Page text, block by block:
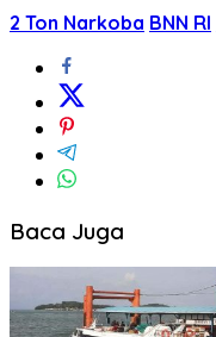
2 Ton Narkoba BNN RI
Baca Juga